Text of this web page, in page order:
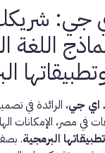
جي:
اللغة
اي جي، الرائدة في
في مصر، الإمكانات
.